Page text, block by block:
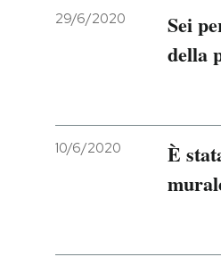
29/6/2020
Sei
della
10/6/2020
È